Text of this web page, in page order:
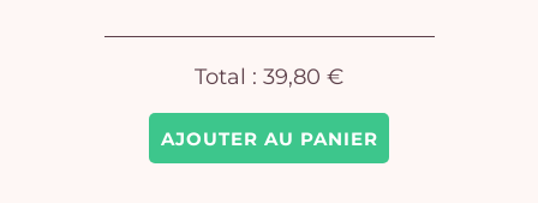
AJOUTER AU PANIER
Total : 39,80 €